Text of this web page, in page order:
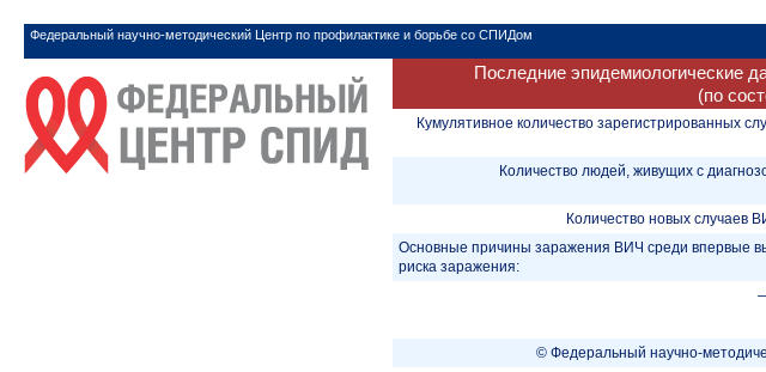
Федеральный научно-методический Центр по профилактике и борьбе со СПИДом
Последние эпидемиологические
(по
Кумулятивное количество зарегистрированных
Количество людей, живущих с
Количество новых случаев
Основные причины заражения ВИЧ среди впервые
риска заражения:
© Федеральный научно-